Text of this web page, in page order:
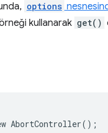
options
kullanarak get()
AbortController();